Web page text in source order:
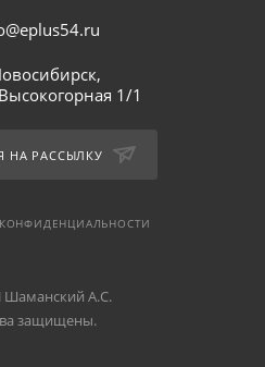
1/1
НА РАССЫЛКУ
А.С.
защищены.